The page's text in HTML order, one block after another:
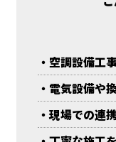
・空調設備工
・電気設備や
・現場での連